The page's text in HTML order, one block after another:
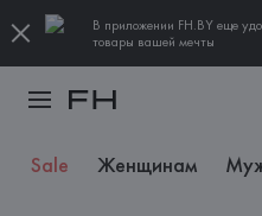
В приложении FH.BY еще
товары вашей мечты
Sale Женщинам